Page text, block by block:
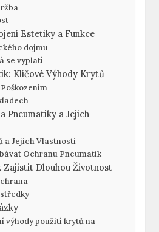
Estetiky a Funkce
dojmu
se vyplatí
Klíčové Výhody Krytů
Pneumatiky a Jejich
a Jejich Vlastnosti
Ochranu Pneumatik
Zajistit Dlouhou Životnost
výhody použití krytů na